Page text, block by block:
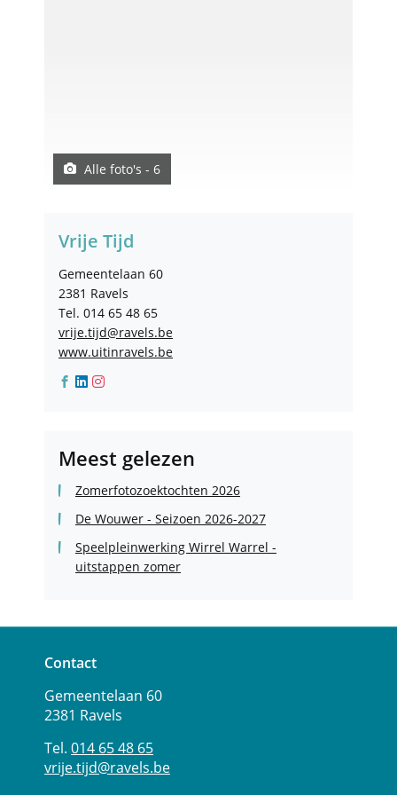
Alle foto's - 6
Contact
Vrije Tijd
Adres
Gemeentelaan 60
,2381 Ravels
Tel. 014 65 48 65
E-
mail
vrije.tijd@ravels.be
Website
www.uitinravels.be
Meest gelezen
Zomerfotozoektochten 2026
De Wouwer - Seizoen 2026-2027
Speelpleinwerking Wirrel Warrel -
uitstappen zomer
Contact
Vrije
Tijd
Adres
Gemeentelaan 60
2381 Ravels
Tel.
014 65 48 65
E-
mail
vrije.tijd@ravels.be